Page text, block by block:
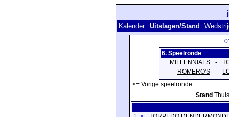
Kalender Uitslagen/Stand
6. Speelronde
MILLENNIALS
-
ROMERO'S
-
<= Vorige speelronde
Stand Thuis